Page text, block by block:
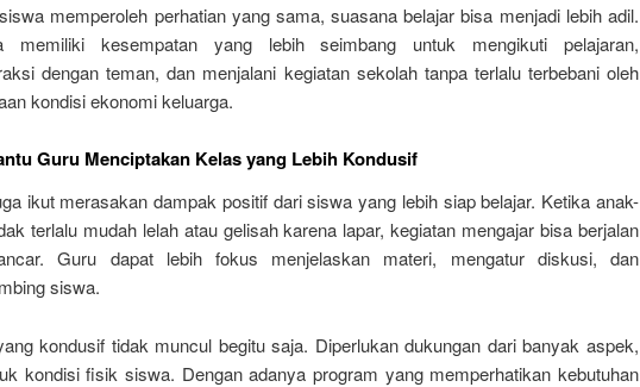
memperoleh perhatian yang sama, suasana belajar bisa menjadi lebih adil.
memiliki kesempatan yang lebih seimbang untuk mengikuti pelajaran,
dengan teman, dan menjalani kegiatan sekolah tanpa terlalu terbebani oleh
kondisi ekonomi keluarga.
Guru Menciptakan Kelas yang Lebih Kondusif
ikut merasakan dampak positif dari siswa yang lebih siap belajar. Ketika anak-
terlalu mudah lelah atau gelisah karena lapar, kegiatan mengajar bisa berjalan
Guru dapat lebih fokus menjelaskan materi, mengatur diskusi, dan
siswa.
kondusif tidak muncul begitu saja. Diperlukan dukungan dari banyak aspek,
kondisi fisik siswa. Dengan adanya program yang memperhatikan kebutuhan